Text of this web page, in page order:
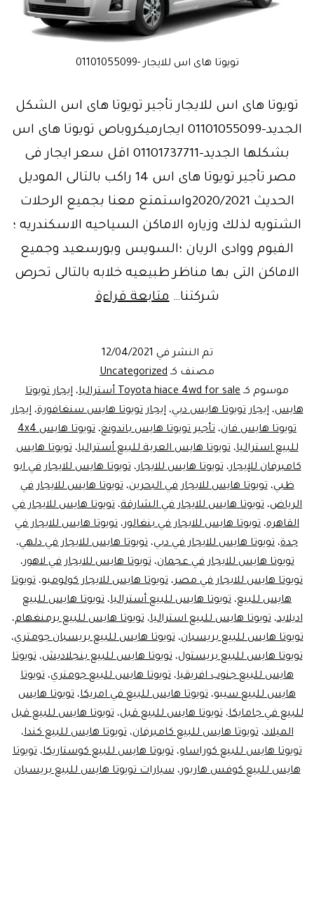
تويوتا هاى اس للايجار -01101055099
تويوتا هاى اس للايجار تأجير تويوتا هاى اس الشكل
الجديد-01101055099 ايجارميكروباص تويوتا هاى اس
بشكلها الجديد-01101737711 اقل سعر ايجار فى
مصر تأجير تويوتا هاى اس 14 راكب بالتالى الموديل
الحديث 2020/2021واستمتع معنا بجميع الرحلات
الشتويه لذلك وزياره الاماكن السياحيه الاسكندريه ؛
الفيوم ووادى الريان ؛السويس وبورسعيد وجميع
الاماكن التى بها مناظر طبيعيه خلابه بالتالى تحرص
شركتنا…متابعة قراءة
تم النشر في 12/04/2021
مصنف كـ Uncategorized
موسوم كـ Toyota hiace 4wd for sale أستراليا ، إيجار تويوتا
هايس،إيجار تويوتا هايس دبي،إيجار تويوتا هايس سنغافورة،إيجار
تويوتا هايس فان، تأجير تويوتا هايس باندونغ،
تويوتا هايس 4x4
للبيع استراليا،تويوتا هايس العربة للبيع أستراليا،تويوتا هايس
كامبرفان للإيجار،تويوتا هايس للايجار،تويوتا هايس للايجار في ابو
ظبي،تويوتا هايس للايجار في البحرين،تويوتا هايس للايجار في
الرياض، تويوتا هايس للايجار في الشارقة، تويوتا هايس للايجار في
القاهره، تويوتا هايس للايجار في بنغالور، تويوتا هايس للايجار في
جدة، تويوتا هايس للايجار في دبي، تويوتا هايس للايجار في دلهي،
تويوتا هايس للايجار في عجمان،تويوتا هايس للايجار في لاهور،
تويوتا هايس للايجار في مصر، تويوتا هايس للايجار كولومبو، تويوتا
هايس للبيع، تويوتا هايس للبيع أستراليا، تويوتا هايس للبيع
اديلايد،تويوتا هايس للبيع استراليا،تويوتا هايس للبيع برمنغهام،
تويوتا هايس للبيع بريسبان،تويوتا هايس للبيع بريسبان جومتري،
تويوتا هايس للبيع بريستول،تويوتا هايس للبيع بنجلاديش،تويوتا
هايس للبيع جنوب افريقيا، تويوتا هايس للبيع جومتري، تويوتا
هايس للبيع سيبو، تويوتا هايس للبيع في امريكا، تويوتا هايس
للبيع في جامايكا،تويوتا هايس للبيع قبل،تويوتا هايس للبيع قبل
الميلاد،تويوتا هايس للبيع كامبرفان،تويوتا هايس للبيع كندا،
تويوتا هايس للبيع كوراساو،تويوتا هايس للبيع كوستاريكا،تويوتا
هايس للبيع كوفس هاربور،سيارات تويوتا هايس للبيع بريسبان